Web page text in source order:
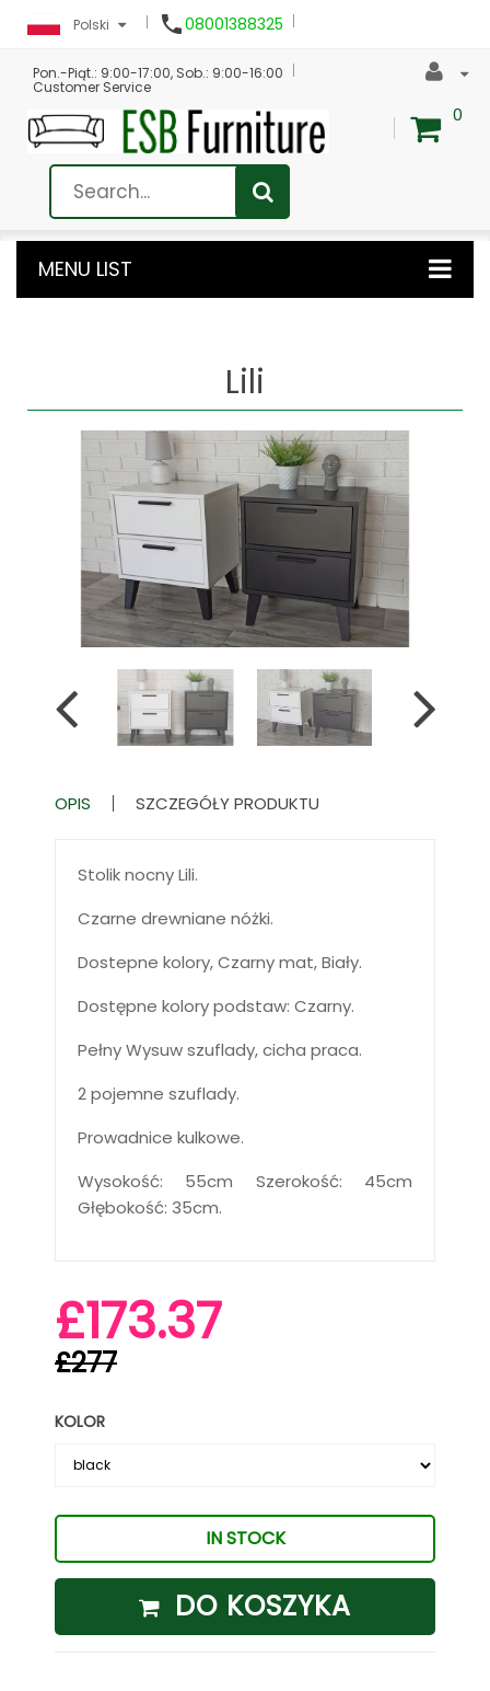
Polski 08001388325
Pon.-Piąt.: 9:00-17:00, Sob.: 9:00-16:00
Customer Service
0
MENU LIST
Lili
OPIS SZCZEGÓŁY PRODUKTU
Stolik nocny Lili.
Czarne drewniane nóżki.
Dostepne kolory, Czarny mat, Biały.
Dostępne kolory podstaw: Czarny.
Pełny Wysuw szuflady, cicha praca.
2 pojemne szuflady.
Prowadnice kulkowe.
Wysokość: 55cm Szerokość: 45cm
Głębokość: 35cm.
£173.37
£277
KOLOR
IN STOCK
DO KOSZYKA